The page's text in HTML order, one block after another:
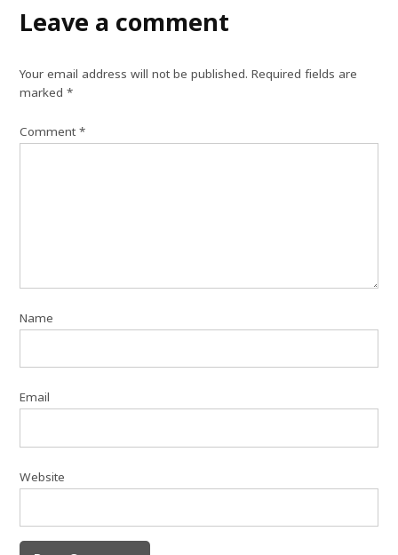
Leave a comment
Your email address will not be published. Required fields are
marked*
Comment*
Name
Email
Website